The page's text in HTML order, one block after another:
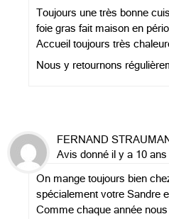
Toujours une très bonne
foie gras fait maison en
Accueil toujours très
Nous y retournons
FERNAND
Avis donné il y a 10 ans
On mange toujours bien
spécialement votre Sandre
Comme chaque année